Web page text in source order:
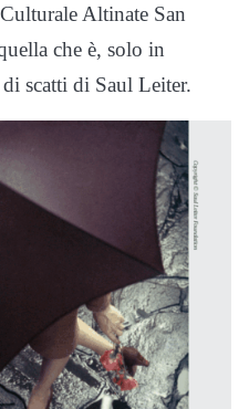
Altinate San
che è, solo in
scatti di Saul Leiter.